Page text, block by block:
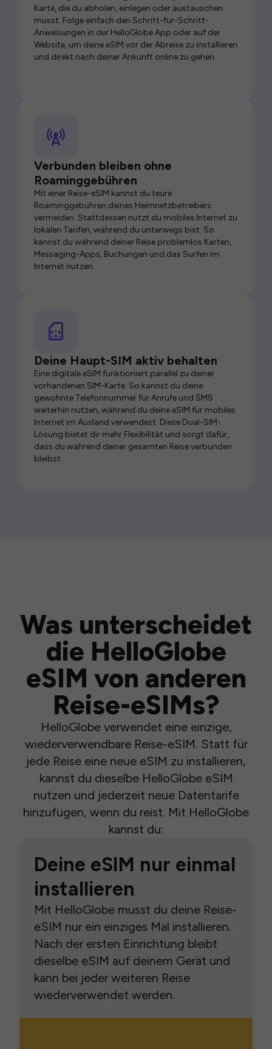
Karte, die du abholen, einlegen oder austauschen
musst. Folge einfach den Schritt-für-Schritt-
Anweisungen in der HelloGlobe App oder auf der
Website, um deine eSIM vor der Abreise zu installieren
und direkt nach deiner Ankunft online zu gehen.
Verbunden bleiben ohne
Roaminggebühren
Mit einer Reise-eSIM kannst du teure
Roaminggebühren deines Heimnetzbetreibers
vermeiden. Stattdessen nutzt du mobiles Internet zu
lokalen Tarifen, während du unterwegs bist. So
kannst du während deiner Reise problemlos Karten,
Messaging-Apps, Buchungen und das Surfen im
Internet nutzen.
Deine Haupt-SIM aktiv behalten
Eine digitale eSIM funktioniert parallel zu deiner
vorhandenen SIM-Karte. So kannst du deine
gewohnte Telefonnummer für Anrufe und SMS
weiterhin nutzen, während du deine eSIM für mobiles
Internet im Ausland verwendest. Diese Dual-SIM-
Lösung bietet dir mehr Flexibilität und sorgt dafür,
dass du während deiner gesamten Reise verbunden
bleibst.
Was unterscheidet
die HelloGlobe
eSIM von anderen
Reise-eSIMs?
HelloGlobe verwendet eine einzige,
wiederverwendbare Reise-eSIM. Statt für
jede Reise eine neue eSIM zu installieren,
kannst du dieselbe HelloGlobe eSIM
nutzen und jederzeit neue Datentarife
hinzufügen, wenn du reist. Mit HelloGlobe
kannst du:
Deine eSIM nur einmal
installieren
Mit HelloGlobe musst du deine Reise-
eSIM nur ein einziges Mal installieren.
Nach der ersten Einrichtung bleibt
dieselbe eSIM auf deinem Gerät und
kann bei jeder weiteren Reise
wiederverwendet werden.